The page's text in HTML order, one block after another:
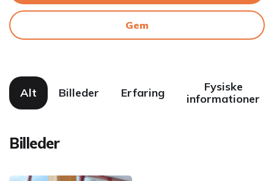
Gem
Alt Billeder Erfaring
Fysiske
informationer
Billeder